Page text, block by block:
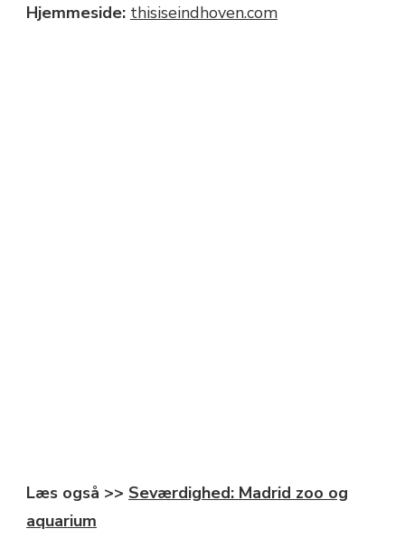
Hjemmeside: thisiseindhoven.com
Læs også >> Seværdighed: Madrid zoo og
aquarium